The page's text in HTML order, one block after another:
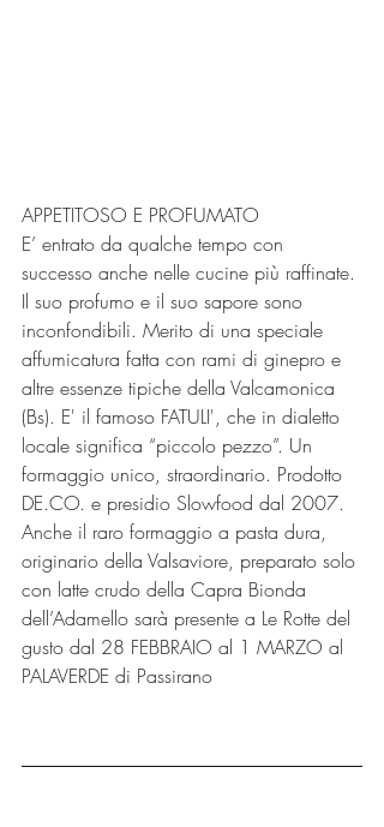
APPETITOSO E PROFUMATO
E’ entrato da qualche tempo con
successo anche nelle cucine più raffinate.
Il suo profumo e il suo sapore sono
inconfondibili. Merito di una speciale
affumicatura fatta con rami di ginepro e
altre essenze tipiche della Valcamonica
(Bs). E' il famoso FATULI', che in dialetto
locale significa “piccolo pezzo”. Un
formaggio unico, straordinario. Prodotto
DE.CO. e presidio Slowfood dal 2007.
Anche il raro formaggio a pasta dura,
originario della Valsaviore, preparato solo
con latte crudo della Capra Bionda
dell’Adamello sarà presente a Le Rotte del
gusto dal 28 FEBBRAIO al 1 MARZO al
PALAVERDE di Passirano